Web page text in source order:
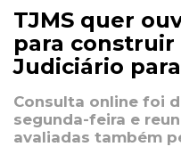
TJMS quer
para construir
Judiciário para
Consulta online foi
segunda-feira e
avaliadas também